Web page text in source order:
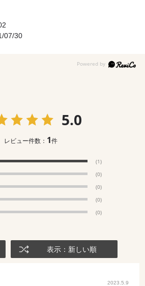
07/30
5.0
レビュー件数： 1件
(1)
(0)
(0)
(0)
(0)
表示：新しい順
2023.5.9